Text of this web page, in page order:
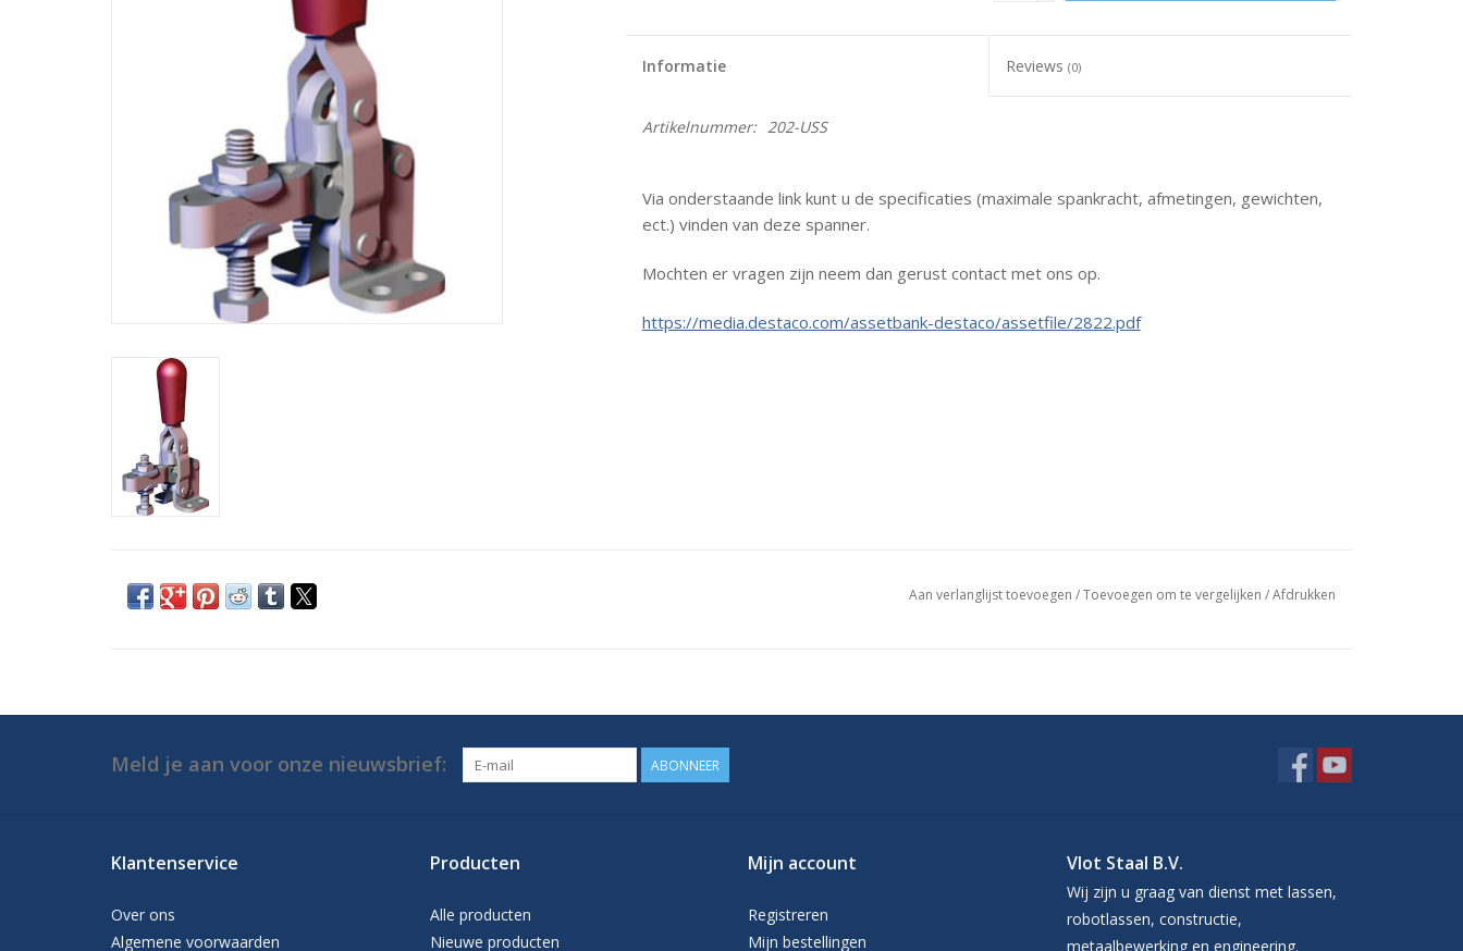
Informatie Reviews(0)
Artikelnummer: 202-USS
Via onderstaande link kunt u de specificaties (maximale spankracht, afmetingen, gewichten,
ect.) vinden van deze spanner.
Mochten er vragen zijn neem dan gerust contact met ons op.
https://media.destaco.com/assetbank-destaco/assetfile/2822.pdf
Aan verlanglijst toevoegen /Toevoegen om te vergelijken /Afdrukken
Meld je aan voor onze nieuwsbrief: ABONNEER
Klantenservice
Over ons
Algemene voorwaarden
Producten
Alle producten
Nieuwe producten
Mijn account
Registreren
Mijn bestellingen
Vlot Staal B.V.
Wij zijn u graag van dienst met lassen,
robotlassen, constructie,
metaalbewerking en engineering.